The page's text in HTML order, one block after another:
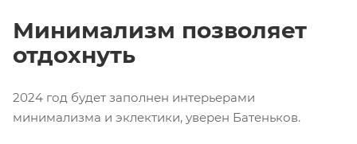
Минимализм позволяет
отдохнуть
2024 год будет заполнен интерьерами
минимализма и эклектики, уверен Батеньков.